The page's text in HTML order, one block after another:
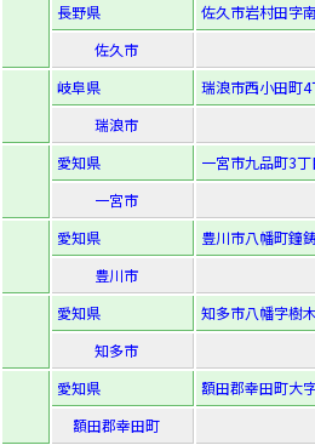
長野県
佐久市岩村田字
佐久市
岐阜県
瑞浪市西小田町
瑞浪市
愛知県
一宮市九品町3
一宮市
愛知県
豊川市八幡町鐘
豊川市
愛知県
知多市八幡字樹
知多市
愛知県
額田郡幸田町大
額田郡幸田町